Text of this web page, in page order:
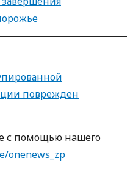
поврежден
с пoмoщью нaшегo
onenews_zp